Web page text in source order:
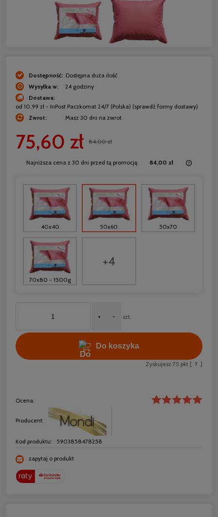
Dostępność: Dostępna duża ilość
Wysyłka w:
24 godziny
Dostawa:
od 10,99 zł - InPost Paczkomat 24/7 (Polska) (sprawdź formy dostawy)
Zwrot:
Masz 30 dni na zwrot
75,60 zł 84,00 zł
Najniższa cena z 30 dni przed tą promocją: 84,00 zł
40x40 50x60 50x70
70x80 - 1500g
+4
+ - szt.
Do koszyka
Zyskujesz 75 pkt [ ? ]
Ocena:
Producent:
Kod produktu: 5903858478258
zapytaj o produkt